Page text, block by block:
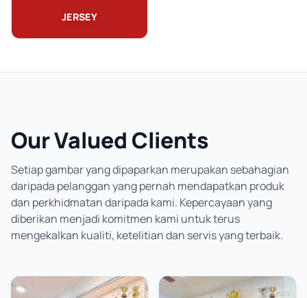
JERSEY
Our Valued Clients
Setiap gambar yang dipaparkan merupakan sebahagian
daripada pelanggan yang pernah mendapatkan produk
dan perkhidmatan daripada kami. Kepercayaan yang
diberikan menjadi komitmen kami untuk terus
mengekalkan kualiti, ketelitian dan servis yang terbaik.